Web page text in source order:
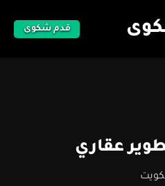
قدم شكوى
عقاري